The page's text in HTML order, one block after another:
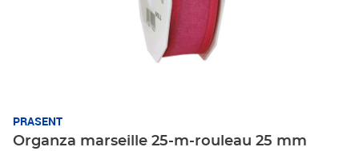
PRASENT
Organza marseille 25-m-rouleau 25 mm